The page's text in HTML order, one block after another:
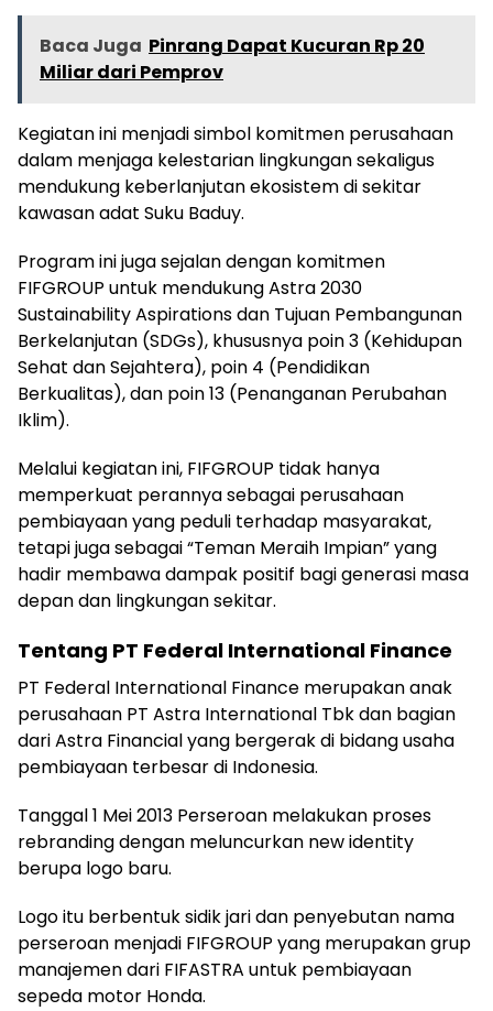
Baca Juga Pinrang Dapat Kucuran Rp 20
Miliar dari Pemprov
Kegiatan ini menjadi simbol komitmen perusahaan
dalam menjaga kelestarian lingkungan sekaligus
mendukung keberlanjutan ekosistem di sekitar
kawasan adat Suku Baduy.
Program ini juga sejalan dengan komitmen
FIFGROUP untuk mendukung Astra 2030
Sustainability Aspirations dan Tujuan Pembangunan
Berkelanjutan (SDGs), khususnya poin 3 (Kehidupan
Sehat dan Sejahtera), poin 4 (Pendidikan
Berkualitas), dan poin 13 (Penanganan Perubahan
Iklim).
Melalui kegiatan ini, FIFGROUP tidak hanya
memperkuat perannya sebagai perusahaan
pembiayaan yang peduli terhadap masyarakat,
tetapi juga sebagai “Teman Meraih Impian” yang
hadir membawa dampak positif bagi generasi masa
depan dan lingkungan sekitar.
Tentang PT Federal International Finance
PT Federal International Finance merupakan anak
perusahaan PT Astra International Tbk dan bagian
dari Astra Financial yang bergerak di bidang usaha
pembiayaan terbesar di Indonesia.
Tanggal 1 Mei 2013 Perseroan melakukan proses
rebranding dengan meluncurkan new identity
berupa logo baru.
Logo itu berbentuk sidik jari dan penyebutan nama
perseroan menjadi FIFGROUP yang merupakan grup
manajemen dari FIFASTRA untuk pembiayaan
sepeda motor Honda.